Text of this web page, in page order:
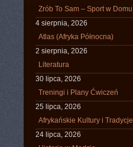
Zrób To Sam – Sport w Domu
4 sierpnia, 2026
Atlas (Afryka Północna)
2 sierpnia, 2026
Literatura
30 lipca, 2026
Treningi i Plany Ćwiczeń
25 lipca, 2026
Afrykańskie Kultury i Tradycje
24 lipca, 2026